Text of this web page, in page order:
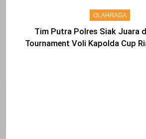
OLAHRAGA
Tim Putra Polres Siak Juara
Tournament Voli Kapolda Cup